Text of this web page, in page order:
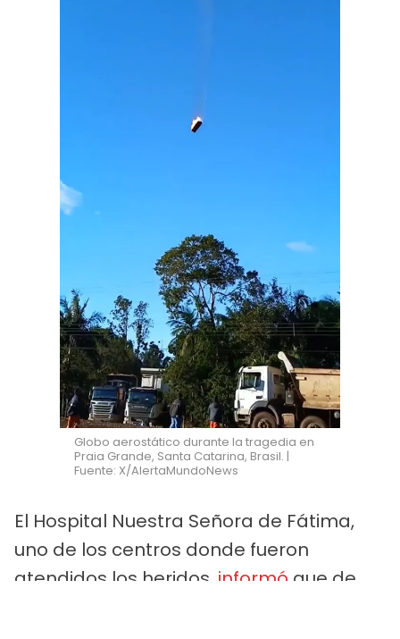
Globo aerostático durante la tragedia en
Praia Grande, Santa Catarina, Brasil. |
Fuente: X/AlertaMundoNews
El Hospital Nuestra Señora de Fátima,
uno de los centros donde fueron
atendidos los heridos, informó que de